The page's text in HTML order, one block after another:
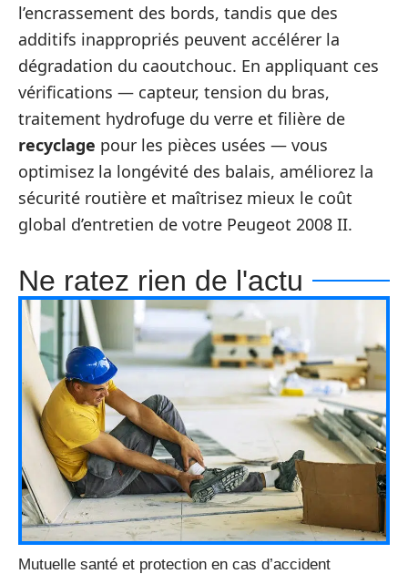
l’encrassement des bords, tandis que des
additifs inappropriés peuvent accélérer la
dégradation du caoutchouc. En appliquant ces
vérifications — capteur, tension du bras,
traitement hydrofuge du verre et filière de
recyclage pour les pièces usées — vous
optimisez la longévité des balais, améliorez la
sécurité routière et maîtrisez mieux le coût
global d’entretien de votre Peugeot 2008 II.
Ne ratez rien de l'actu
Mutuelle santé et protection en cas d’accident